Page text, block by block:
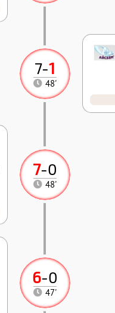
6-0
47'
7-0
48'
7-1
48'